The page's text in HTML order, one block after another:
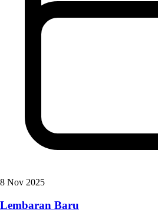
8 Nov 2025
Lembaran Baru